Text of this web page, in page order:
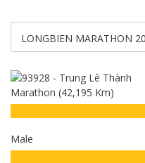
Marathon (42,195 Km)
Male